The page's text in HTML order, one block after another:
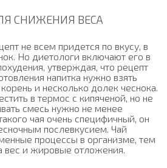
СНИЖЕНИЯ ВЕСА
не всем придется по вкусу, в
Но диетологи включают его в
утверждая, что рецепт
напитка нужно взять
и несколько долек чеснока.
в термос с кипяченой, но не
смесь нужно не менее
чая очень специфичный, он
послевкусием. Чай
процессы в организме, тем
вес и жировые отложения.